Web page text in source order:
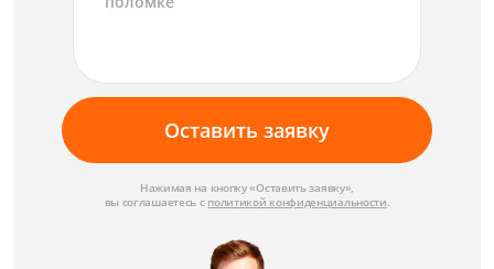
Оставить заявку
Нажимая на кнопку «Оставить заявку»,
вы соглашаетесь с политикой конфиденциальности.